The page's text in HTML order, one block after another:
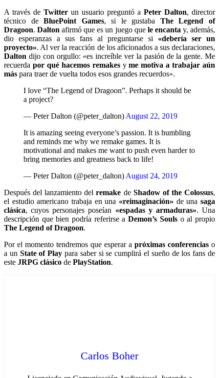
A través de Twitter un usuario preguntó a Peter Dalton, director
técnico deBluePoint Games, si le gustaba The Legend of
Dragoon.Dalton afirmó que es un juego que le encanta y, además,
dio esperanzas a sus fans al preguntarse si «debería ser un
proyecto». Al ver la reacción de los aficionados a sus declaraciones,
Dalton dijo con orgullo: «es increíble ver la pasión de la gente. Me
recuerda por qué hacemos remakesyme motiva a trabajar aún
más para traer de vuelta todos esos grandes recuerdos».
I love “The Legend of Dragoon”. Perhaps it should be
a project?
— Peter Dalton (@peter_dalton) August 22, 2019
It is amazing seeing everyone’s passion. It is humbling
and reminds me why we remake games. It is
motivational and makes me want to push even harder to
bring memories and greatness back to life!
— Peter Dalton (@peter_dalton) August 24, 2019
Después del lanzamiento delremake de Shadow of the Colossus,
el estudio americano trabaja en una «reimaginación» de una saga
clásica, cuyos personajes poseían «espadas y armaduras». Una
descripción que bien podría referirse aDemon’s Soulso al propio
The Legend of Dragoon.
Por el momento tendremos que esperar a próximas conferencias o
a un State of Play para saber si se cumplirá el sueño de los fans de
este JRPG clásico de PlayStation.
Carlos Boher